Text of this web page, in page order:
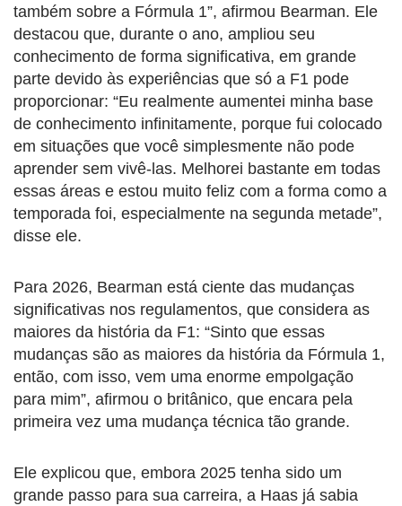
também sobre a Fórmula 1”, afirmou Bearman. Ele
destacou que, durante o ano, ampliou seu
conhecimento de forma significativa, em grande
parte devido às experiências que só a F1 pode
proporcionar: “Eu realmente aumentei minha base
de conhecimento infinitamente, porque fui colocado
em situações que você simplesmente não pode
aprender sem vivê-las. Melhorei bastante em todas
essas áreas e estou muito feliz com a forma como a
temporada foi, especialmente na segunda metade”,
disse ele.
Para 2026, Bearman está ciente das mudanças
significativas nos regulamentos, que considera as
maiores da história da F1: “Sinto que essas
mudanças são as maiores da história da Fórmula 1,
então, com isso, vem uma enorme empolgação
para mim”, afirmou o britânico, que encara pela
primeira vez uma mudança técnica tão grande.
Ele explicou que, embora 2025 tenha sido um
grande passo para sua carreira, a Haas já sabia